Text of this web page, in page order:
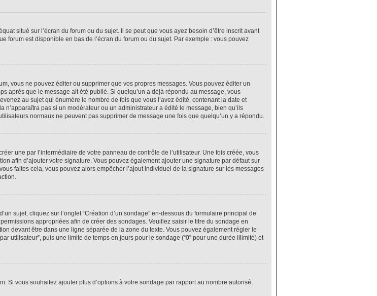
situé sur l’écran du forum ou du sujet. Il se peut que vous ayez besoin d’être inscrit avant
forum est disponible en bas de l’écran du forum ou du sujet. Par exemple : vous pouvez
vous ne pouvez éditer ou supprimer que vos propres messages. Vous pouvez éditer un
après que le message ait été publié. Si quelqu’un a déjà répondu au message, vous
au sujet qui énumère le nombre de fois que vous l’avez édité, contenant la date et
n’apparaîtra pas si un modérateur ou un administrateur a édité le message, bien qu’ils
normaux ne peuvent pas supprimer de message une fois que quelqu’un y a répondu.
une par l’intermédiaire de votre panneau de contrôle de l’utilisateur. Une fois créée, vous
afin d’ajouter votre signature. Vous pouvez également ajouter une signature par défaut sur
faites cela, vous pouvez alors empêcher l’ajout individuel de la signature sur les messages
sujet, cliquez sur l’onglet “Création d’un sondage” en-dessous du formulaire principal de
appropriées afin de créer des sondages. Veuillez saisir le titre du sondage en
devant être dans une ligne séparée de la zone du texte. Vous pouvez également régler le
utilisateur”, puis une limite de temps en jours pour le sondage (“0” pour une durée illimité) et
Si vous souhaitez ajouter plus d’options à votre sondage par rapport au nombre autorisé,